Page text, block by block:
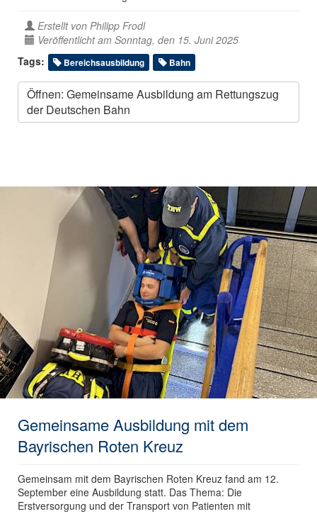
Erstellt von Philipp Frodl
Veröffentlicht am Sonntag, den 15. Juni 2025
Tags:
Bereichsausbildung Bahn
Öffnen: Gemeinsame Ausbildung am Rettungszug
der Deutschen Bahn
Gemeinsame Ausbildung mit dem
Bayrischen Roten Kreuz
Gemeinsam mit dem Bayrischen Roten Kreuz fand am 12.
September eine Ausbildung statt. Das Thema: Die
Erstversorgung und der Transport von Patienten mit